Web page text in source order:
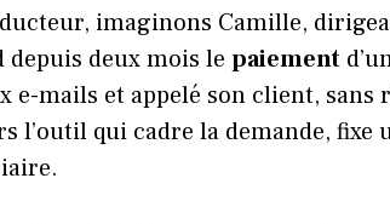
imaginons Camille,
deux mois le paiement
e-mails et appelé son client, sans
l’outil qui cadre la demande, fixe